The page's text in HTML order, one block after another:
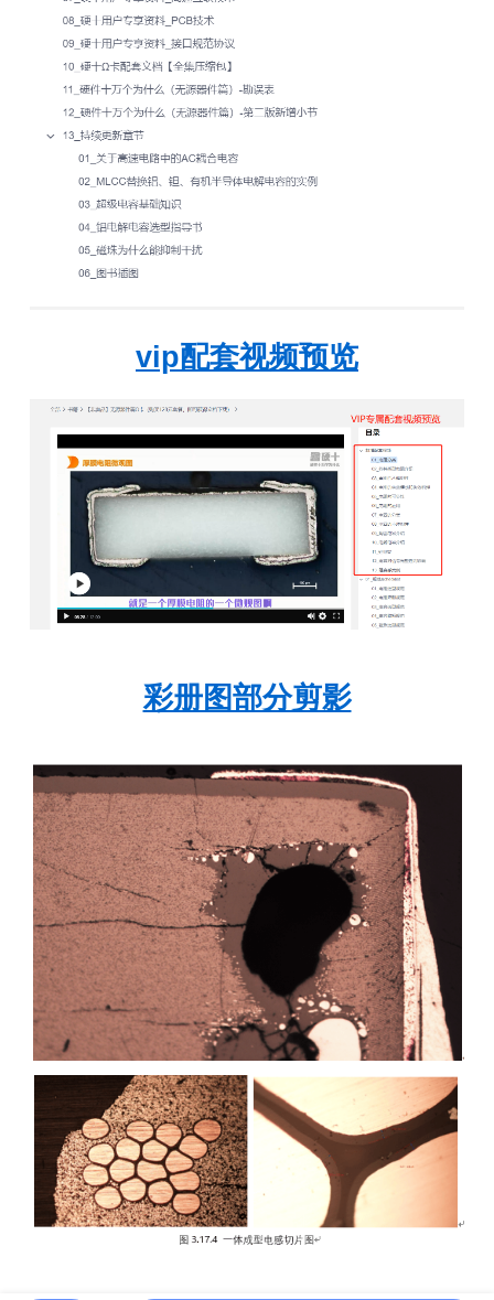
vip配套视频预览
彩册图部分剪影